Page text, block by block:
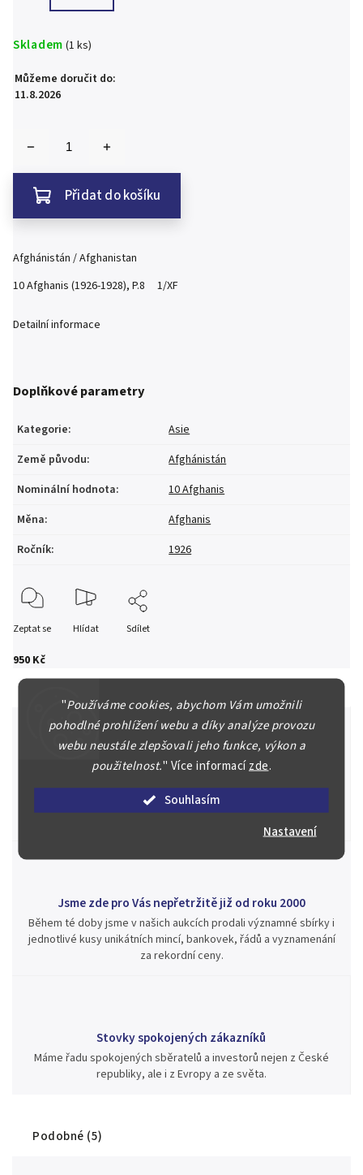
"Používáme cookies, abychom Vám umožnili
pohodlné prohlížení webu a díky analýze provozu
webu neustále zlepšovali jeho funkce, výkon a
použitelnost." Více informacízde.
Souhlasím
Nastavení
950 Kč
Skladem (1 ks)
Můžeme doručit do:
11.8.2026
Přidat do košíku
Afghánistán / Afghanistan
10 Afghanis (1926-1928), P.8 1/XF
Detailní informace
Doplňkové parametry
Kategorie:
Asie
Země původu:
Afghánistán
Nominální hodnota:
10 Afghanis
Měna:
Afghanis
Ročník: 1926
Zeptat se Hlídat Sdílet
Špičkové služby za nejlepší ceny
Náš kolektiv specialistů a znalců se Vám bude plně věnovat.
Posoudíme kvalitu a pravost Vašeho materiálu, prodáme v naší
Jsme zde pro Vás nepřetržitě již od roku 2000
Během té doby jsme v našich aukcích prodali významné sbírky i
jednotlivé kusy unikátních mincí, bankovek, řádů a vyznamenání
za rekordní ceny.
Stovky spokojených zákazníků
Máme řadu spokojených sběratelů a investorů nejen z České
republiky, ale i z Evropy a ze světa.
Podobné (5)